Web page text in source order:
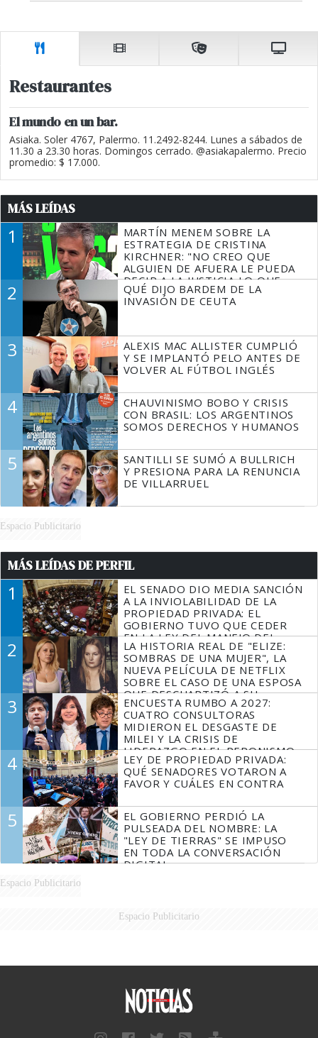
Restaurantes
El mundo en un bar.
Asiaka. Soler 4767, Palermo. 11.2492-8244. Lunes a sábados de
11.30 a 23.30 horas. Domingos cerrado. @asiakapalermo. Precio
promedio: $ 17.000.
MÁS LEÍDAS
1
MARTÍN MENEM SOBRE LA
ESTRATEGIA DE CRISTINA
KIRCHNER: "NO CREO QUE
ALGUIEN DE AFUERA LE PUEDA
DECIR A LA JUSTICIA LO QUE
TIENE QUE HACER"
2
QUÉ DIJO BARDEM DE LA
INVASIÓN DE CEUTA
3
ALEXIS MAC ALLISTER CUMPLIÓ
Y SE IMPLANTÓ PELO ANTES DE
VOLVER AL FÚTBOL INGLÉS
4
CHAUVINISMO BOBO Y CRISIS
CON BRASIL: LOS ARGENTINOS
SOMOS DERECHOS Y HUMANOS
5
SANTILLI SE SUMÓ A BULLRICH
Y PRESIONA PARA LA RENUNCIA
DE VILLARRUEL
Espacio Publicitario
MÁS LEÍDAS DE PERFIL
1
EL SENADO DIO MEDIA SANCIÓN
A LA INVIOLABILIDAD DE LA
PROPIEDAD PRIVADA: EL
GOBIERNO TUVO QUE CEDER
EN LA LEY DEL MANEJO DEL
FUEGO
2
LA HISTORIA REAL DE "ELIZE:
SOMBRAS DE UNA MUJER", LA
NUEVA PELÍCULA DE NETFLIX
SOBRE EL CASO DE UNA ESPOSA
QUE DESCUARTIZÓ A SU
MARIDO
3
ENCUESTA RUMBO A 2027:
CUATRO CONSULTORAS
MIDIERON EL DESGASTE DE
MILEI Y LA CRISIS DE
LIDERAZGO EN EL PERONISMO
4
LEY DE PROPIEDAD PRIVADA:
QUÉ SENADORES VOTARON A
FAVOR Y CUÁLES EN CONTRA
5
EL GOBIERNO PERDIÓ LA
PULSEADA DEL NOMBRE: LA
"LEY DE TIERRAS" SE IMPUSO
EN TODA LA CONVERSACIÓN
DIGITAL
Espacio Publicitario
Espacio Publicitario